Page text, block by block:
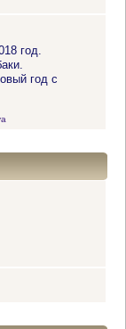
год.
год с